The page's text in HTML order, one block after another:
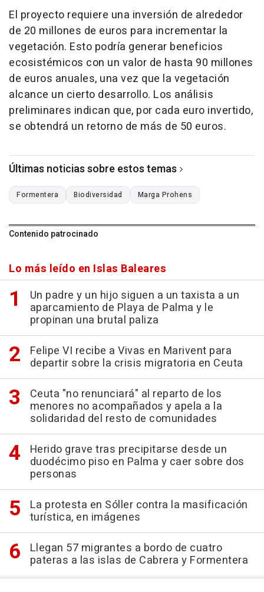
El proyecto requiere una inversión de alrededor
de 20 millones de euros para incrementar la
vegetación. Esto podría generar beneficios
ecosistémicos con un valor de hasta 90 millones
de euros anuales, una vez que la vegetación
alcance un cierto desarrollo. Los análisis
preliminares indican que, por cada euro invertido,
se obtendrá un retorno de más de 50 euros.
Últimas noticias sobre estos temas
Formentera Biodiversidad Marga Prohens
Contenido patrocinado
Lo más leído en Islas Baleares
Un padre y un hijo siguen a un taxista a un
aparcamiento de Playa de Palma y le
propinan una brutal paliza
Felipe VI recibe a Vivas en Marivent para
departir sobre la crisis migratoria en Ceuta
Ceuta "no renunciará" al reparto de los
menores no acompañados y apela a la
solidaridad del resto de comunidades
Herido grave tras precipitarse desde un
duodécimo piso en Palma y caer sobre dos
personas
La protesta en Sóller contra la masificación
turística, en imágenes
Llegan 57 migrantes a bordo de cuatro
pateras a las islas de Cabrera y Formentera